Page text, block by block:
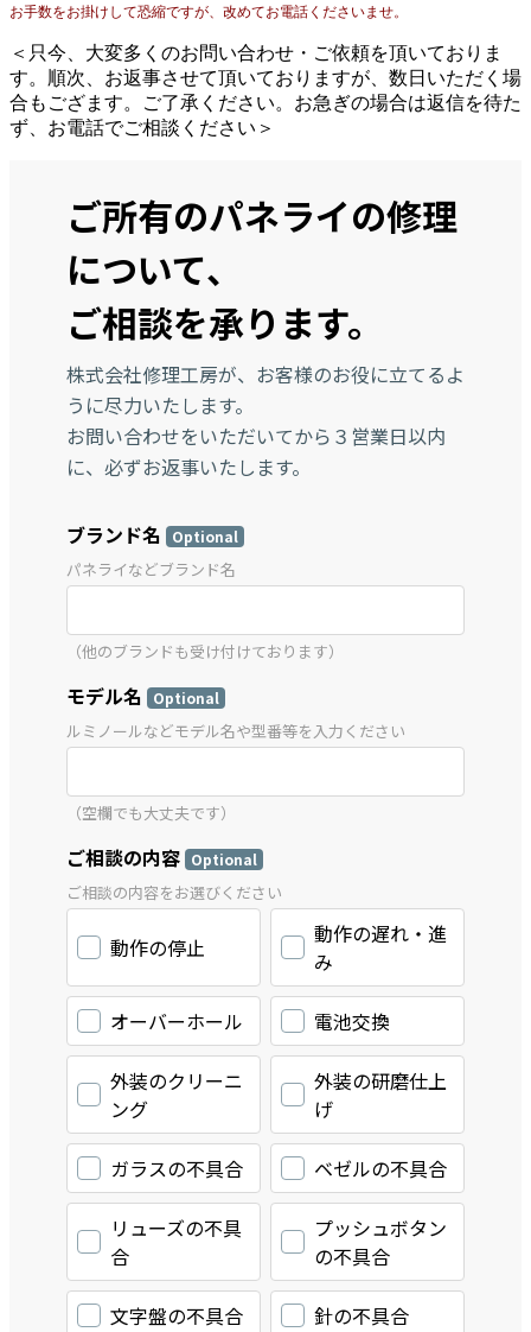
お手数をお掛けして恐縮ですが、改めてお電話くださいませ。
＜只今、大変多くのお問い合わせ・ご依頼を頂いておりま
す。順次、お返事させて頂いておりますが、数日いただく場
合もござます。ご了承ください。お急ぎの場合は返信を待た
ず、お電話でご相談ください＞